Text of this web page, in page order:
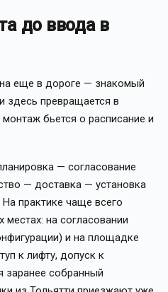
до ввода в
еще в дороге — знакомый
здесь превращается в
бьется о расписание и
— согласование
— доставка — установка
практике чаще всего
на согласовании
и на площадке
к лифту, допуск к
заранее собранный